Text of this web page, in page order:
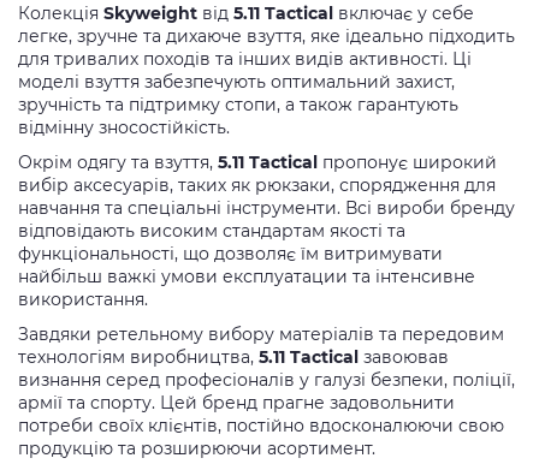
Колекція Skyweight від 5.11 Tactical включає у себе
легке, зручне та дихаюче взуття, яке ідеально підходить
для тривалих походів та інших видів активності. Ці
моделі взуття забезпечують оптимальний захист,
зручність та підтримку стопи, а також гарантують
відмінну зносостійкість.
Окрім одягу та взуття, 5.11 Tactical пропонує широкий
вибір аксесуарів, таких як рюкзаки, спорядження для
навчання та спеціальні інструменти. Всі вироби бренду
відповідають високим стандартам якості та
функціональності, що дозволяє їм витримувати
найбільш важкі умови експлуатации та інтенсивне
використання.
Завдяки ретельному вибору матеріалів та передовим
технологіям виробництва, 5.11 Tactical завоював
визнання серед професіоналів у галузі безпеки, поліції,
армії та спорту. Цей бренд прагне задовольнити
потреби своїх клієнтів, постійно вдосконалюючи свою
продукцію та розширюючи асортимент.